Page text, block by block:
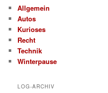
Allgemein
Autos
Kurioses
Recht
Technik
Winterpause
LOG-ARCHIV